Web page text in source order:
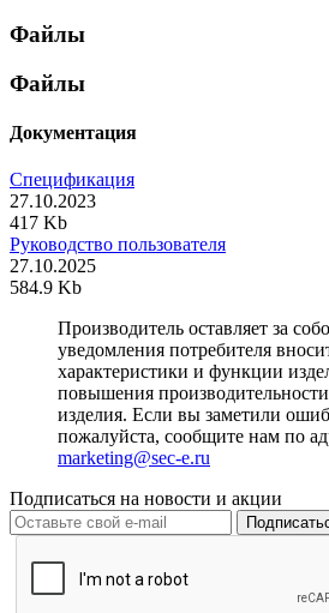
Файлы
Файлы
Документация
Спецификация
27.10.2023
417 Kb
Руководство пользователя
27.10.2025
584.9 Kb
Производитель оставляет за
уведомления потребителя
характеристики и функции
повышения производительности
изделия. Если вы заметили
пожалуйста, сообщите нам по
marketing@sec-e.ru
Подписаться на новости и акции